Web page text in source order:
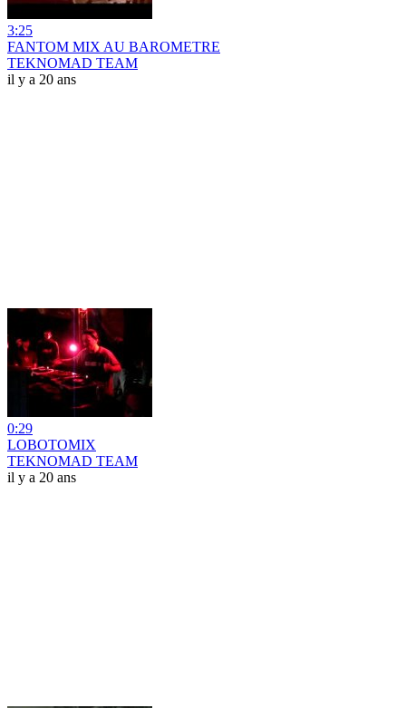
3:25
FANTOM MIX AU BAROMETRE
TEKNOMAD TEAM
il y a 20 ans
0:29
LOBOTOMIX
TEKNOMAD TEAM
il y a 20 ans